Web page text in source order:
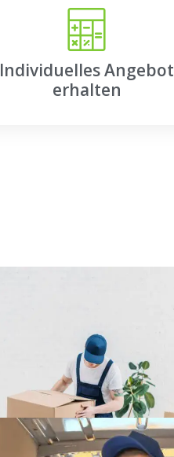
Individuelles Angebot
erhalten